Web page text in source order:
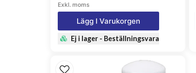
Exkl. moms
Lägg I Varukorgen
Ej i lager - Beställningsvara